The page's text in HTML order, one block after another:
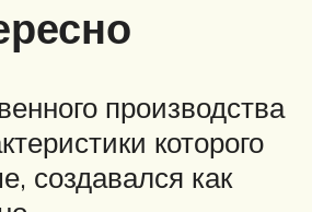
производства
которого
создавался как